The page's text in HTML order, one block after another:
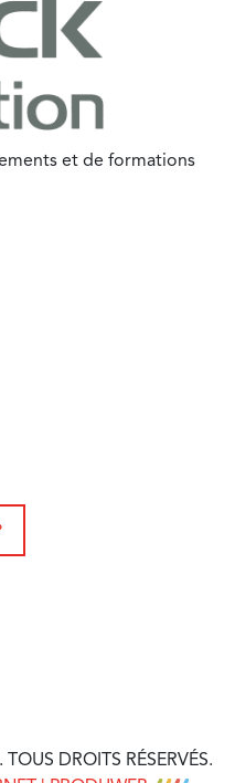
et de formations
DROITS RÉSERVÉS.